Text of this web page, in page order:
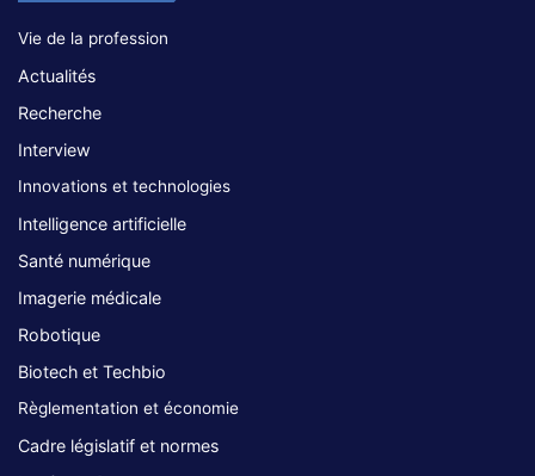
Vie de la profession
Actualités
Recherche
Interview
Innovations et technologies
Intelligence artificielle
Santé numérique
Imagerie médicale
Robotique
Biotech et Techbio
Règlementation et économie
Cadre législatif et normes